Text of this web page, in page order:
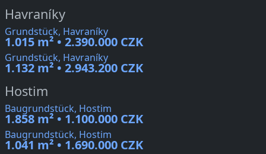
Havraníky
Grundstück, Havraníky
1.015 m² • 2.390.000 CZK
Grundstück, Havraníky
1.132 m² • 2.943.200 CZK
Hostim
Baugrundstück, Hostim
1.858 m² • 1.100.000 CZK
Baugrundstück, Hostim
1.041 m² • 1.690.000 CZK